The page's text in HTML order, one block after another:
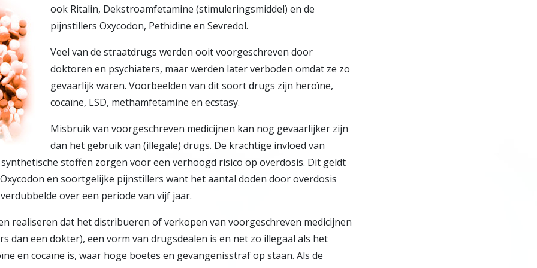
ook Ritalin, Dekstroamfetamine (stimuleringsmiddel) en de
pijnstillers Oxycodon, Pethidine en Sevredol.
Veel van de straatdrugs werden ooit voorgeschreven door
doktoren en psychiaters, maar werden later verboden omdat ze zo
gevaarlijk waren. Voorbeelden van dit soort drugs zijn heroïne,
cocaïne, LSD, methamfetamine en ecstasy.
Misbruik van voorgeschreven medicijnen kan nog gevaarlijker zijn
dan het gebruik van (illegale) drugs. De krachtige invloed van
stoffen zorgen voor een verhoogd risico op overdosis. Dit geldt
en soortgelijke pijnstillers want het aantal doden door overdosis
over een periode van vijf jaar.
realiseren dat het distribueren of verkopen van voorgeschreven medicijnen
dan een dokter), een vorm van drugsdealen is en net zo illegaal als het
en cocaïne is, waar hoge boetes en gevangenisstraf op staan. Als de